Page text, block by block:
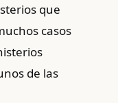
que
casos
de las